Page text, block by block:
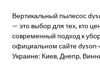
Вертикальный пылесос
— это выбор для тех, кто
современный подход к
официальном сайте dyson-
Украине: Киев, Днепр,